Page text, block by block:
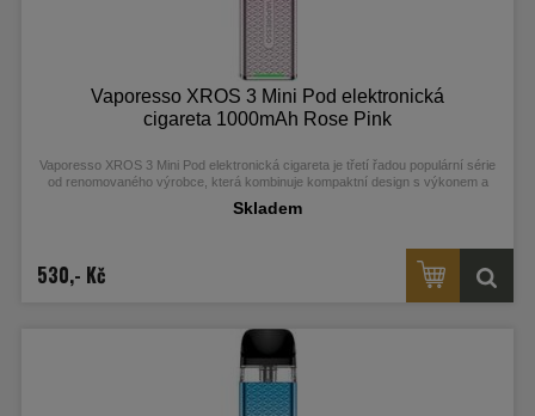
Vaporesso XROS 3 Mini Pod elektronická
cigareta 1000mAh Rose Pink
Vaporesso XROS 3 Mini Pod elektronická cigareta je třetí řadou populární série
od renomovaného výrobce, která kombinuje kompaktní design s výkonem a
moderním AXON čipem nabízí automatické žhavení a režim Pulse pro hustou
odporem 0,6 ohm, kompatibilní se všemi modely této řady, a snadné nabíjení
Skladem
530,- Kč